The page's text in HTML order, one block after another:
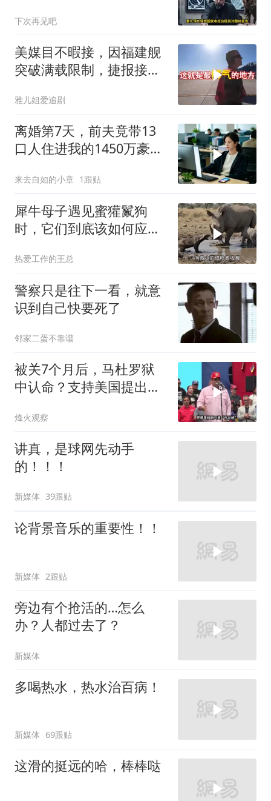
下次再见吧
美媒目不暇接，因福建舰
突破满载限制，捷报接连
雅儿姐爱追剧
离婚第7天，前夫竟带13
口人住进我的1450万豪
来去自如的小章 1跟贴
犀牛母子遇见蜜獾鬣狗
时，它们到底该如何应
热爱工作的王总
警察只是往下一看，就意
识到自己快要死了
邻家二蛋不靠谱
被关7个月后，马杜罗狱
中认命？支持美国提出的
烽火观察
讲真，是球网先动手
的！！！
新媒体 39跟贴
论背景音乐的重要性！！
新媒体 2跟贴
旁边有个抢活的…怎么
办？人都过去了？
新媒体
多喝热水，热水治百病！
新媒体 69跟贴
这滑的挺远的哈，棒棒哒